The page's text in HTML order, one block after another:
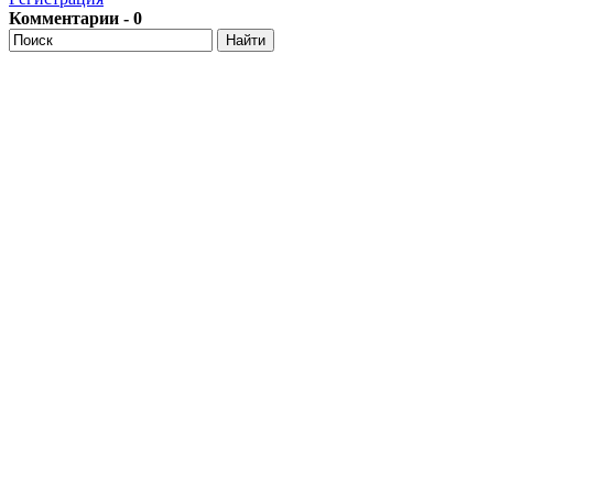
Комментарии - 0